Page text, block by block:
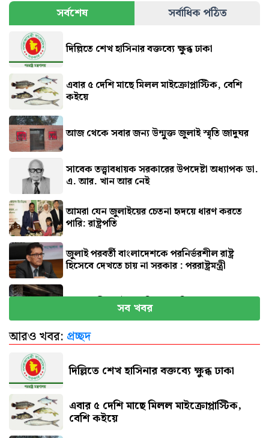
সর্বশেষ
সর্বাধিক পঠিত
দিল্লিতে শেখ হাসিনার বক্তব্যে ক্ষুব্ধ ঢাকা
এবার ৫ দেশি মাছে মিলল মাইক্রোপ্লাস্টিক, বেশি
কইয়ে
আজ থেকে সবার জন্য উন্মুক্ত জুলাই স্মৃতি জাদুঘর
সাবেক তত্ত্বাবধায়ক সরকারের উপদেষ্টা অধ্যাপক ডা.
এ. আর. খান আর নেই
আমরা যেন জুলাইয়ের চেতনা হৃদয়ে ধারণ করতে
পারি: রাষ্ট্রপতি
জুলাই পরবর্তী বাংলাদেশকে পরনির্ভরশীল রাষ্ট্র
হিসেবে দেখতে চায় না সরকার : পররাষ্ট্রমন্ত্রী
মাগুরায় ক্রিকেটার সাকিবের বাড়িতে হামলা
নতুন দায়িত্বে প্রতিমন্ত্রী ববি হাজ্জাজ
সব খবর
আরও খবর: প্রচ্ছদ
দিল্লিতে শেখ হাসিনার বক্তব্যে ক্ষুব্ধ ঢাকা
এবার ৫ দেশি মাছে মিলল মাইক্রোপ্লাস্টিক,
বেশি কইয়ে